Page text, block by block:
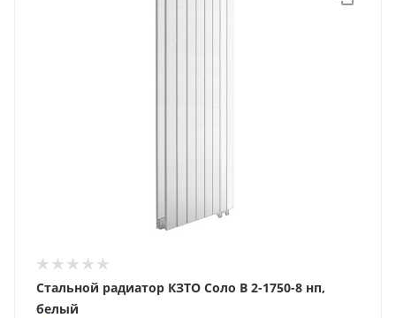
Стальной радиатор КЗТО Соло В 2-1750-8 нп,
белый